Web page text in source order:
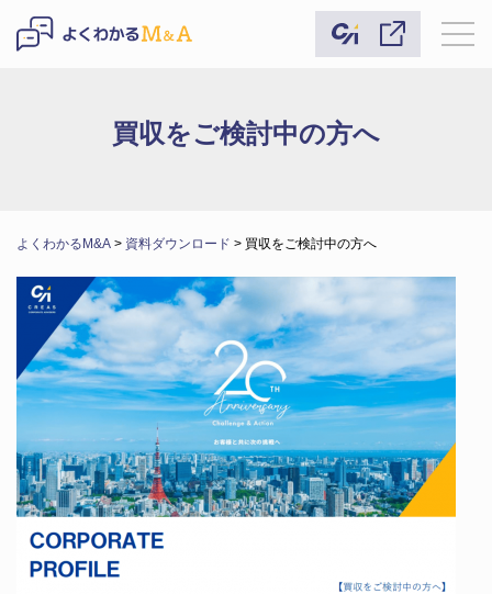
買収をご検討中の方へ
よくわかるM&A > 資料ダウンロード > 買収をご検討中の方へ